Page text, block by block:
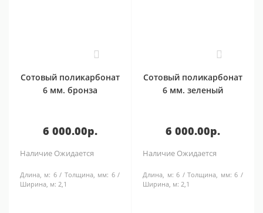
Сотовый поликарбонат
6 мм. бронза
6 000.00р.
Наличие Ожидается
Длина, м: 6 Толщина, мм: 6
Ширина, м: 2,1
Сотовый поликарбонат
6 мм. зеленый
6 000.00р.
Наличие Ожидается
Длина, м: 6 Толщина, мм: 6
Ширина, м: 2,1